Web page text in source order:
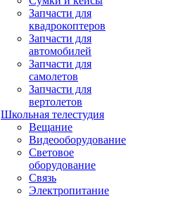
Запчасти для
квадрокоптеров
Запчасти для
автомобилей
Запчасти для
самолетов
Запчасти для
вертолетов
Школьная телестудия
Вещание
Видеооборудование
Световое
оборудование
Связь
Электропитание